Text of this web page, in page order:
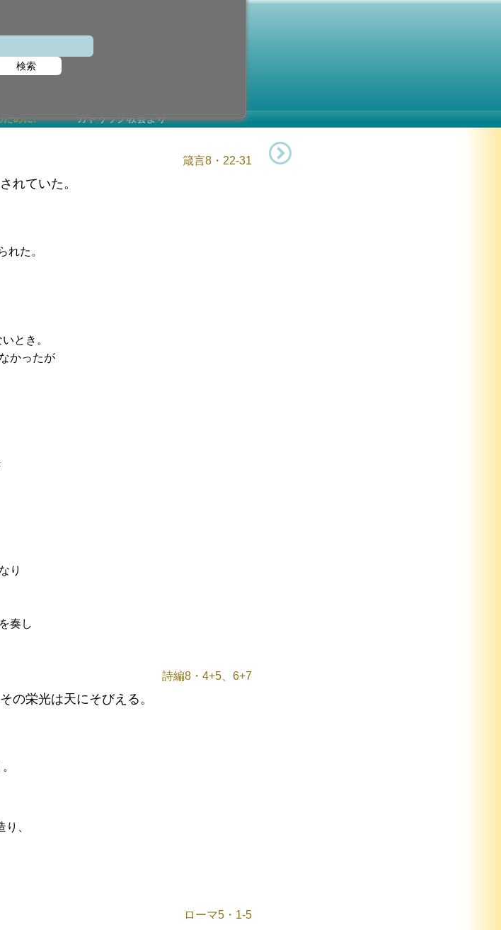
検索
ために! カトリック教会より
箴言8・22-31
れていた。
れた。
とき。
かったが
り
奏し
詩編8・4+5、6+7
の栄光は天にそびえる。
、
ローマ5・1-5